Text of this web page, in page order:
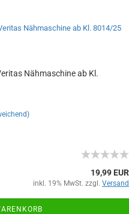
Nähmaschine ab Kl.
19,99 EUR
inkl. 19% MwSt. zzgl. Versand